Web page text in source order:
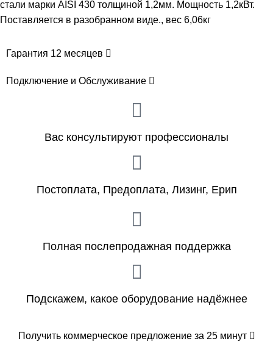
стали марки AISI 430 толщиной 1,2мм. Мощность 1,2кВт.
Поставляется в разобранном виде., вес 6,06кг
Гарантия 12 месяцев
Подключение и Обслуживание
Вас консультируют профессионалы
Постоплата, Предоплата, Лизинг, Ерип
Полная послепродажная поддержка
Подскажем, какое оборудование надёжнее
Получить коммерческое предложение за 25 минут